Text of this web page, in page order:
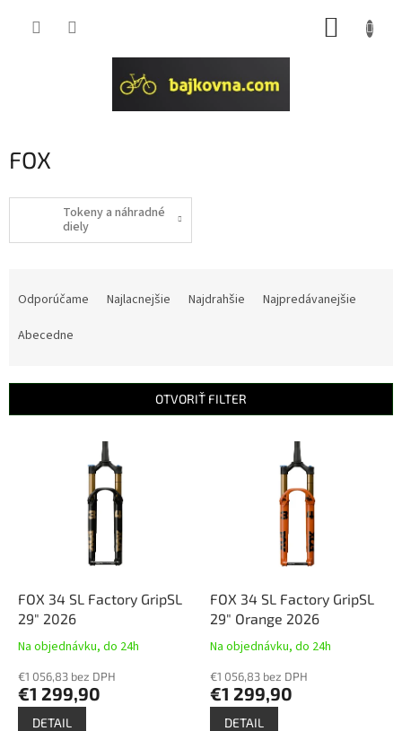
FOX
Tokeny a náhradné
diely
p
Odporúčame Najlacnejšie Najdrahšie
Najpredávanejšie
Abecedne
OTVORIŤ FILTER
FOX 34 SL Factory GripSL
29" 2026
Na objednávku, do 24h
€1 056,83 bez DPH
€1 299,90
DETAIL
FOX 34 SL Factory GripSL
29" Orange 2026
Na objednávku, do 24h
€1 056,83 bez DPH
€1 299,90
DETAIL